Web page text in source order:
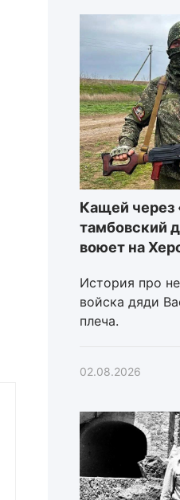
Кащей через
тамбовский
воюет на
История про
войска дяди
плеча.
02.08.2026